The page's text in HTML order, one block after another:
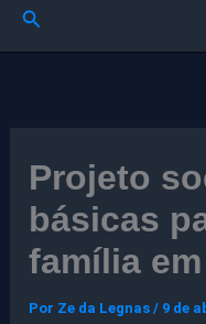
Pesquisar
Projeto
básicas
família
Por Ze da Legnas/ 9 de